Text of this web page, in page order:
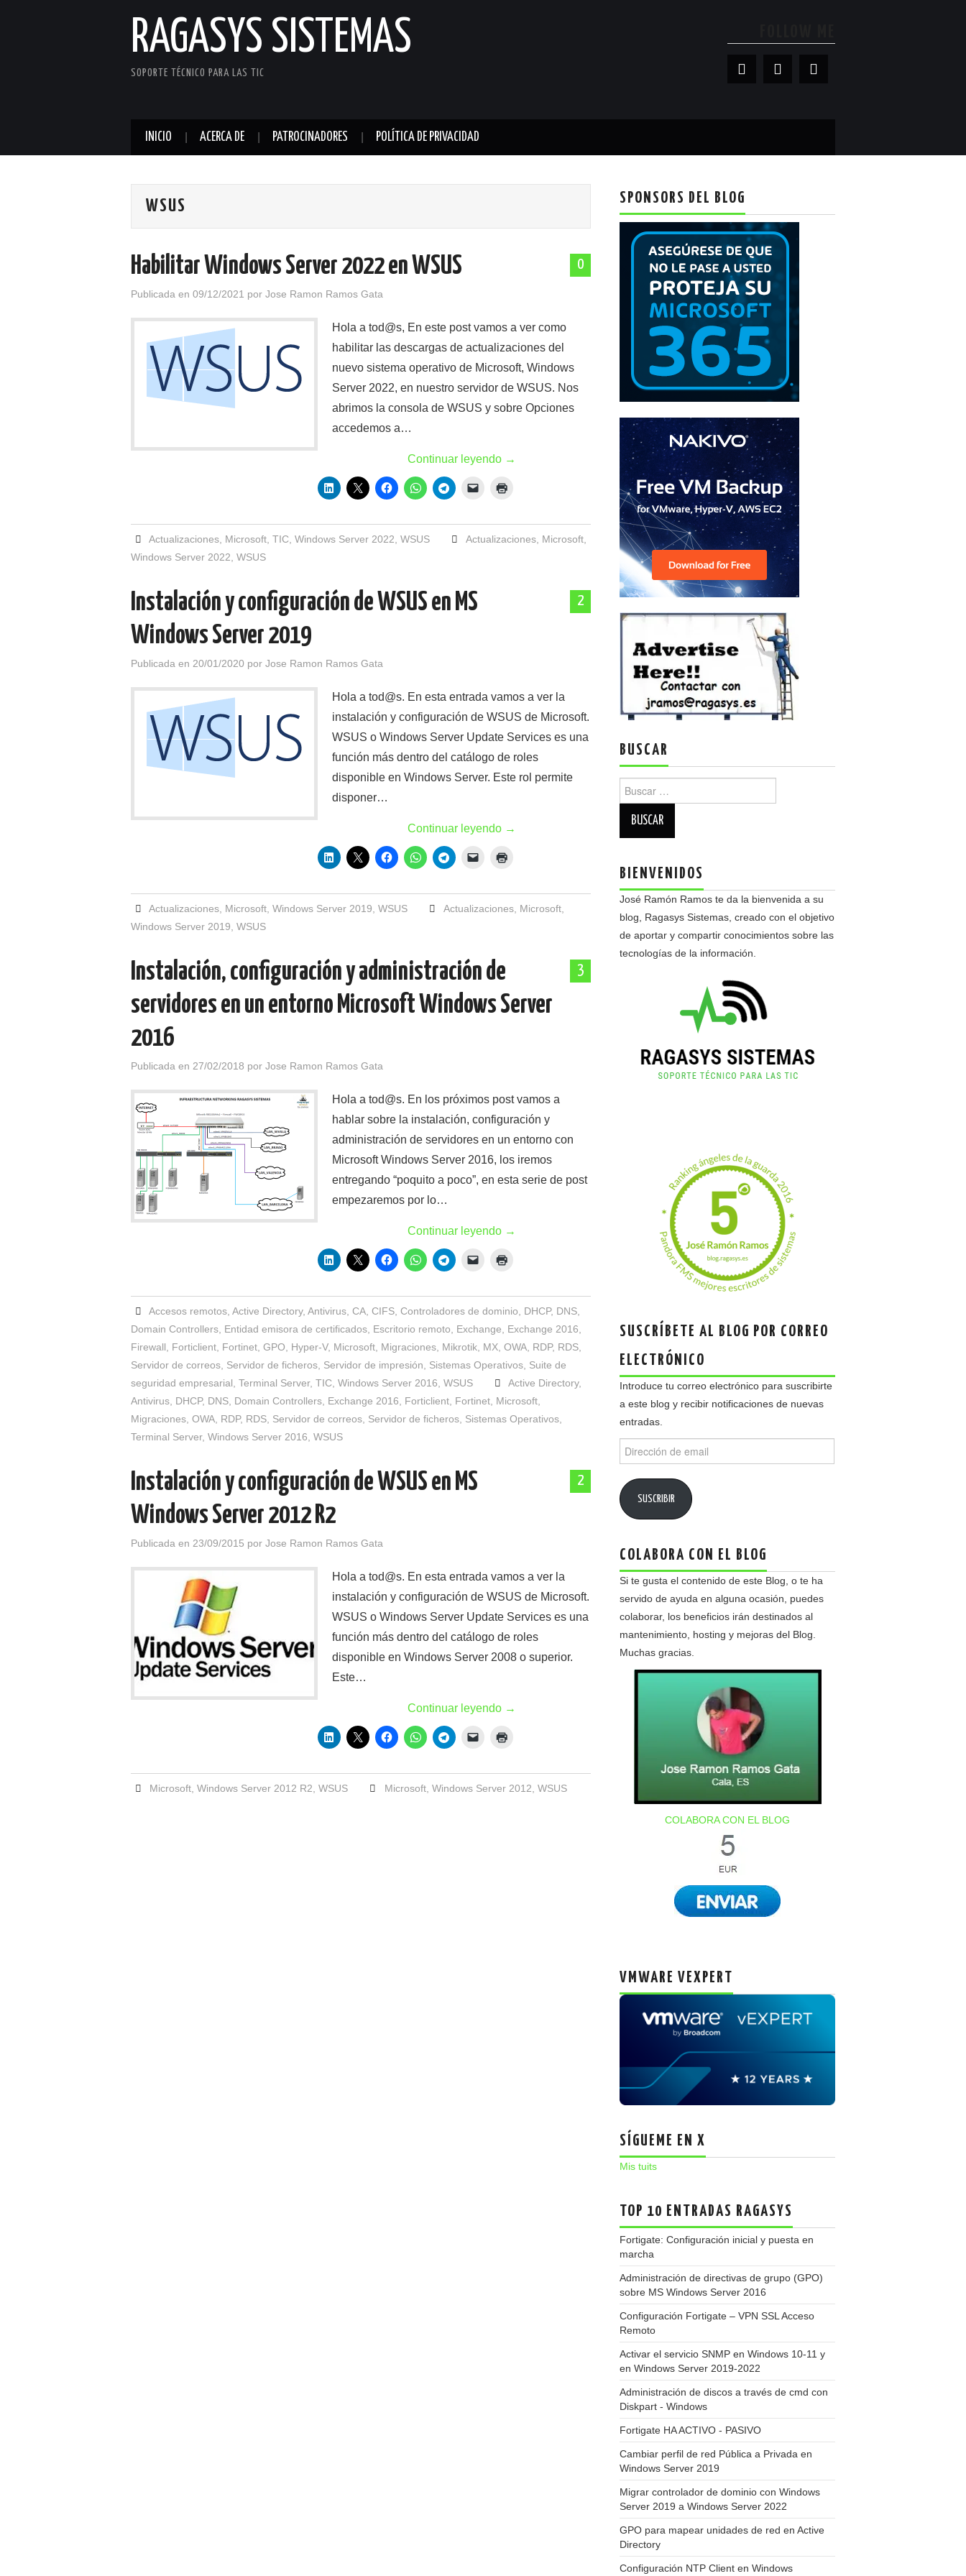
RAGASYS SISTEMAS
SOPORTE TÉCNICO PARA LAS TIC
INICIO ACERCA DE PATROCINADORES POLÍTICA DE PRIVACIDAD
WSUS
0
Habilitar Windows Server 2022 en WSUS
Publicada en 09/12/2021 por Jose Ramon Ramos Gata
Hola a tod@s, En este post vamos a ver como
habilitar las descargas de actualizaciones del
nuevo sistema operativo de Microsoft, Windows
Server 2022, en nuestro servidor de WSUS. Nos
abrimos la consola de WSUS y sobre Opciones
accedemos a…
Continuar leyendo →
Actualizaciones Microsoft ,TIC ,Windows Server 2022 ,WSUS Actualizaciones, Microsoft,
Windows Server 2022 WSUS
2
Instalación y configuración de WSUS en MS
Windows Server 2019
Publicada en 20/01/2020 por Jose Ramon Ramos Gata
Hola a tod@s. En esta entrada vamos a ver la
instalación y configuración de WSUS de Microsoft.
WSUS o Windows Server Update Services es una
función más dentro del catálogo de roles
disponible en Windows Server. Este rol permite
disponer…
Continuar leyendo →
Actualizaciones Microsoft ,Windows Server 2019 ,WSUS Actualizaciones, Microsoft,
Windows Server 2019 WSUS
3
Instalación, configuración y administración de
servidores en un entorno Microsoft Windows Server
2016
Publicada en 27/02/2018 por Jose Ramon Ramos Gata
Hola a tod@s. En los próximos post vamos a
hablar sobre la instalación, configuración y
administración de servidores en un entorno con
Microsoft Windows Server 2016, los iremos
entregando “poquito a poco”, en esta serie de post
empezaremos por lo…
Continuar leyendo →
Accesos remotos ,Active Directory,Antivirus ,CA ,CIFS ,Controladores de dominio DHCP, DNS
Domain Controllers Entidad emisora de certificados Escritorio remoto Exchange Exchange 2016
Firewall
Forticlient Fortinet GPO Hyper-V, Microsoft Migraciones Mikrotik MX OWA RDP, RDS
Servidor de correos Servidor de ficheros Servidor de impresión Sistemas Operativos Suite de
seguridad empresarial Terminal Server, TIC Windows Server 2016 WSUS Active Directory,
Antivirus DHCP, DNS Domain Controllers Exchange 2016 Forticlient Fortinet Microsoft
Migraciones OWA RDP, RDS Servidor de correos Servidor de ficheros Sistemas Operativos
Terminal Server, Windows Server 2016 WSUS
2
Instalación y configuración de WSUS en MS
Windows Server 2012 R2
Publicada en 23/09/2015 por Jose Ramon Ramos Gata
Hola a tod@s. En esta entrada vamos a ver la
instalación y configuración de WSUS de Microsoft.
WSUS o Windows Server Update Services es una
función más dentro del catálogo de roles
disponible en Windows Server 2008 o superior.
Este…
Continuar leyendo →
Microsoft ,Windows Server 2012 R2 ,WSUS Microsoft, Windows Server 2012 WSUS
SPONSORS DEL BLOG
BUSCAR
BIENVENIDOS
José Ramón Ramos te da la bienvenida a su
blog, Ragasys Sistemas, creado con el objetivo
de aportar y compartir conocimientos sobre las
tecnologías de la información.
SUSCRÍBETE AL BLOG POR CORREO
ELECTRÓNICO
Introduce tu correo electrónico para suscribirte
a este blog y recibir notificaciones de nuevas
entradas.
de
SUSCRIBIR
COLABORA CON EL BLOG
Si te gusta el contenido de este Blog, o te ha
servido de ayuda en alguna ocasión, puedes
colaborar, los beneficios irán destinados al
mantenimiento, hosting y mejoras del Blog.
Muchas gracias.
COLABORA CON EL BLOG
VMWARE VEXPERT
SÍGUEME EN X
Mis tuits
TOP 10 ENTRADAS RAGASYS
Fortigate: Configuración inicial y puesta en
marcha
Administración de directivas de grupo (GPO)
sobre MS Windows Server 2016
Configuración Fortigate – VPN SSL Acceso
Remoto
Activar el servicio SNMP en Windows 10-11 y
en Windows Server 2019-2022
Administración de discos a través de cmd con
Diskpart - Windows
Fortigate HA ACTIVO - PASIVO
Cambiar perfil de red Pública a Privada en
Windows Server 2019
Migrar controlador de dominio con Windows
Server 2019 a Windows Server 2022
GPO para mapear unidades de red en Active
Directory
Configuración NTP Client en Windows